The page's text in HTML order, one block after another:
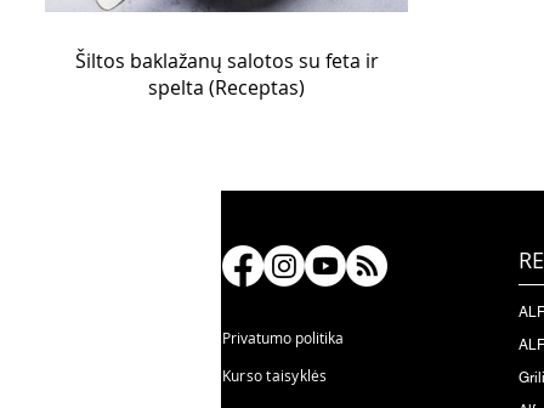
Šiltos baklažanų salotos su feta ir
spelta (Receptas)
Privatumo politika
Kurso taisyklės